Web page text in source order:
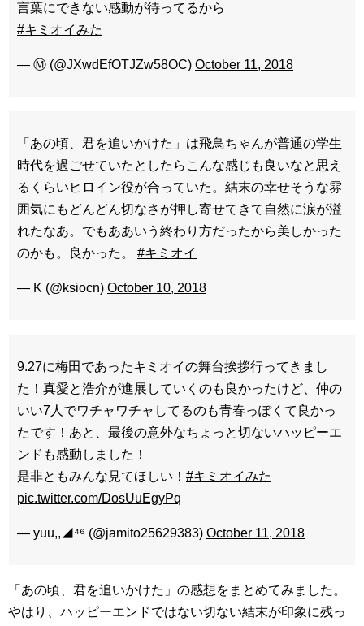
言葉にできない感動が待ってるから
#キミオイみた
— Ⓜ︎ (@JXwdEfOTJZw58OC) October 11, 2018
「あの頃、君を追いかけた」は飛鳥ちゃんが普通の学生
時代を過ごせていたとしたらこんな感じも良いなと思え
るくらいヒロイン役が合っていた。結末の幸せそうな雰
囲気にもどんどん切なさが押し寄せてきて自然に涙が溢
れたなあ。でもああいう終わり方だったから美しかった
のかも。良かった。 #キミオイ
— K (@ksiocn) October 10, 2018
9.27に梅田であったキミオイの舞台挨拶行ってきまし
た！真愛と浩介が進展していくのも良かったけど、仲の
いい7人でワチャワチャしてるのも青春っぽくて良かっ
たです！あと、最後の意外なちょっと切ないハッピーエ
ンドも感動しました！
是非ともみんな見てほしい！ #キミオイみた
pic.twitter.com/DosUuEgyPq
— yuu,,◢⁴⁶ (@jamito25629383) October 11, 2018
「あの頃、君を追いかけた」の感想をまとめてみました。
やはり、ハッピーエンドではない切ない結末が印象に残っ